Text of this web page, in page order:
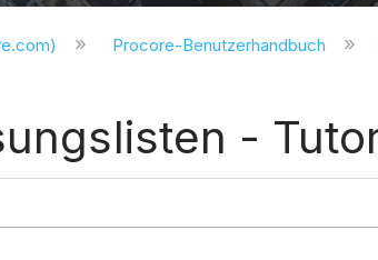
Procore-Benutzerhandbuch
-